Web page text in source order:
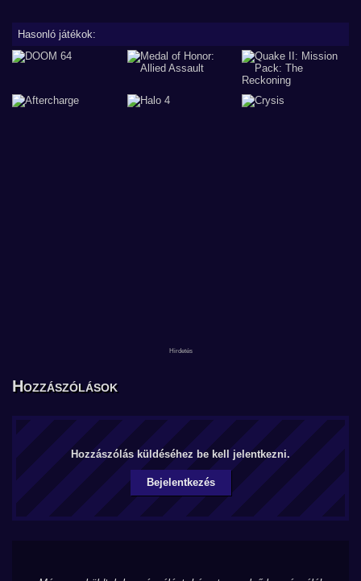
Hasonló játékok:
Hozzászólások
Hozzászólás küldéséhez be kell jelentkezni.
Bejelentkezés